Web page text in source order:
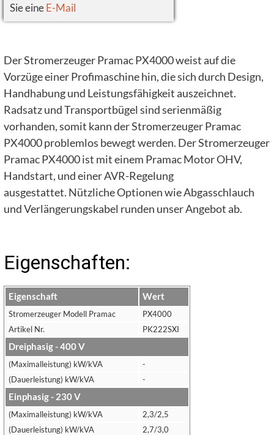
Sie eineE-Mail
Der Stromerzeuger Pramac PX4000 weist auf die
Vorzüge einer Profimaschine hin, die sich durch Design,
Handhabung und Leistungsfähigkeit auszeichnet.
Radsatz und Transportbügel sind serienmäßig
vorhanden, somit kann der Stromerzeuger Pramac
PX4000 problemlos bewegt werden. Der Stromerzeuger
Pramac PX4000 ist mit einem Pramac Motor OHV,
Handstart, und einer AVR-Regelung
ausgestattet. Nützliche Optionen wie Abgasschlauch
und Verlängerungskabel runden unser Angebot ab.
Eigenschaften:
Eigenschaft Wert
Stromerzeuger Modell Pramac
PX4000
Artikel Nr.
PK222SXI
Dreiphasig - 400 V
(Maximalleistung) kW/kVA
-
(Dauerleistung) kW/kVA
-
Einphasig - 230 V
(Maximalleistung) kW/kVA
2,3/2,5
(Dauerleistung) kW/kVA
2,7/3,0